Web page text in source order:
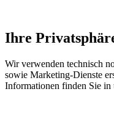
Ihre
Wir verwenden technisch
sowie Marketing-Dienste
Informationen finden Sie in